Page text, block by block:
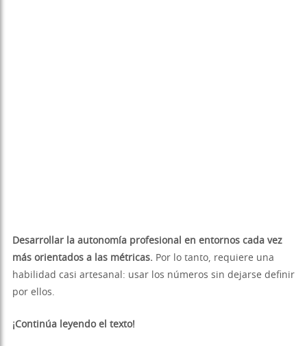
Desarrollar la autonomía profesional en entornos cada vez
más orientados a las métricas. Por lo tanto, requiere una
habilidad casi artesanal: usar los números sin dejarse definir
por ellos.
¡Continúa leyendo el texto!